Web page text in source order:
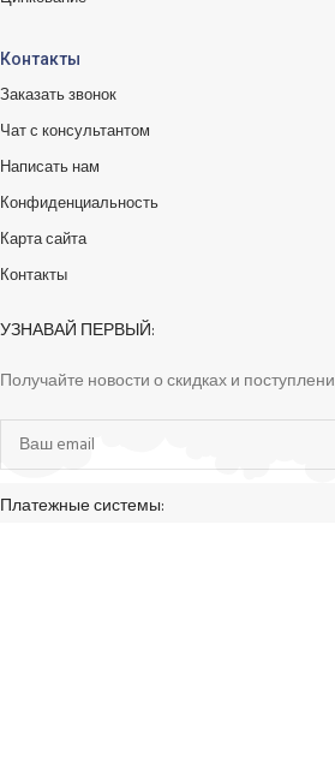
Контакты
Заказать звонок
Чат с консультантом
Написать нам
Конфиденциальность
Карта сайта
Контакты
УЗНАВАЙ ПЕРВЫЙ:
Получайте новости о скидках и
Платежные системы: